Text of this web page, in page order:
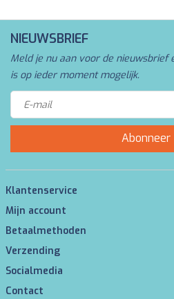
NIEUWSBRIEF
Meld je nu aan voor de nieuwsbrief
is op ieder moment mogelijk.
Abonneer
Klantenservice
Mijn account
Betaalmethoden
Verzending
Socialmedia
Contact